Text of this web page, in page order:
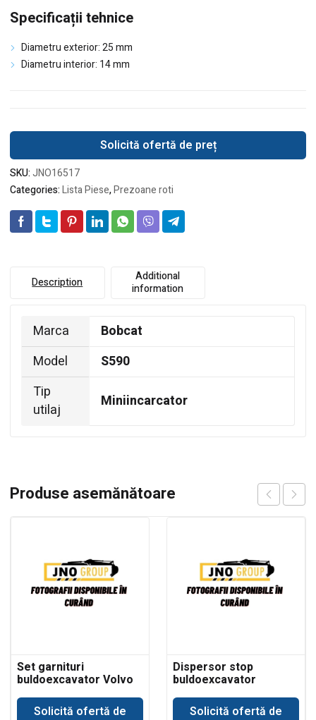
Specificații tehnice
Diametru exterior: 25 mm
Diametru interior: 14 mm
Solicită ofertă de preț
SKU:JNO16517
Categories:Lista Piese,Prezoane roti
Description
Additional
information
Marca
Bobcat
Model
S590
Tip
utilaj
Miniincarcator
Produse asemănătoare
Set garnituri
buldoexcavator Volvo
cupa incarcare
Solicită ofertă de
Dispersor stop
buldoexcavator
Solicită ofertă de